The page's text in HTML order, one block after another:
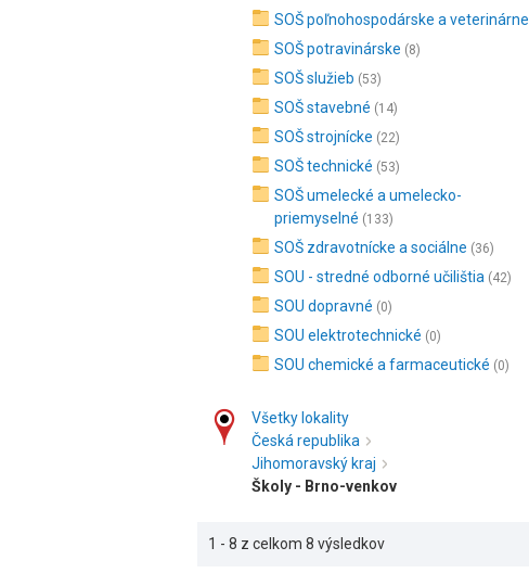
SOŠ poľnohospodárske a veterinárne
SOŠ potravinárske (8)
SOŠ služieb (53)
SOŠ stavebné (14)
SOŠ strojnícke (22)
SOŠ technické (53)
SOŠ umelecké a umelecko-
priemyselné (133)
SOŠ zdravotnícke a sociálne (36)
SOU - stredné odborné učilištia (42)
SOU dopravné (0)
SOU elektrotechnické (0)
SOU chemické a farmaceutické (0)
Všetky lokality
Česká republika
Jihomoravský kraj
Školy - Brno-venkov
1 - 8 z celkom 8 výsledkov